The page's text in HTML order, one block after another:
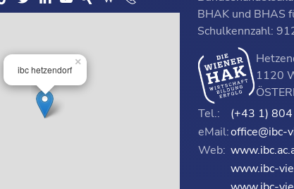
ibc hetzendorf
×
BHAK und BHAS
Schulkennzahl:
1120
Tel.:
(+43 1)
eMail:office@ibc-
Web:
www.ibc-